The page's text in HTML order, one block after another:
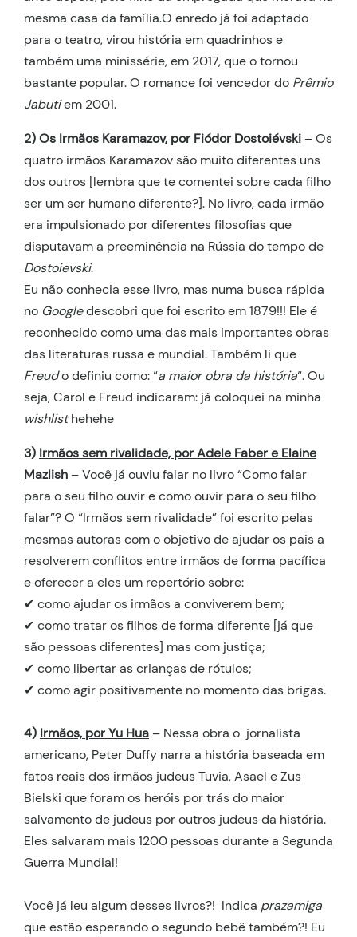
mesma casa da família.O enredo já foi adaptado
para o teatro, virou história em quadrinhos e
também uma minissérie, em 2017, que o tornou
bastante popular. O romance foi vencedor do Prêmio
Jabutiem 2001.
2)Os Irmãos Karamazov, por Fiódor Dostoiévski – Os
quatro irmãos Karamazov são muito diferentes uns
dos outros [lembra que te comentei sobre cada filho
ser um ser humano diferente?]. No livro, cada irmão
era impulsionado por diferentes filosofias que
disputavam a preeminência na Rússia do tempo de
Dostoievski.
Eu não conhecia esse livro, mas numa busca rápida
no Googledescobri que foi escrito em 1879!!! Ele é
reconhecido como uma das mais importantes obras
das literaturas russa e mundial. Também li que
Freudo definiu como: “a maior obra da história“. Ou
seja, Carol e Freud indicaram: já coloquei na minha
wishlisthehehe
3) Irmãos sem rivalidade, por Adele Faber e Elaine
Mazlish – Você já ouviu falar no livro “Como falar
para o seu filho ouvir e como ouvir para o seu filho
falar”? O “Irmãos sem rivalidade” foi escrito pelas
mesmas autoras com o objetivo de ajudar os pais a
resolverem conflitos entre irmãos de forma pacífica
e oferecer a eles um repertório sobre:
✔ como ajudar os irmãos a conviverem bem;
✔ como tratar os filhos de forma diferente [já que
são pessoas diferentes] mas com justiça;
✔ como libertar as crianças de rótulos;
✔ como agir positivamente no momento das brigas.
4) Irmãos, por Yu Hua – Nessa obra o jornalista
americano, Peter Duffy narra a história baseada em
fatos reais dos irmãos judeus Tuvia, Asael e Zus
Bielski que foram os heróis por trás do maior
salvamento de judeus por outros judeus da história.
Eles salvaram mais 1200 pessoas durante a Segunda
Guerra Mundial!
Você já leu algum desses livros?! Indica prazamiga
que estão esperando o segundo bebê também?! Eu